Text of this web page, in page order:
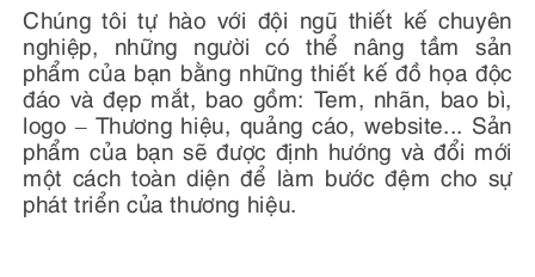
Chúng tôi tự hào với đội ngũ thiết kế chuyên
nghiệp, những người có thể nâng tầm sản
phẩm của bạn bằng những thiết kế đồ họa độc
đáo và đẹp mắt, bao gồm: Tem, nhãn, bao bì,
logo – Thương hiệu, quảng cáo, website... Sản
phẩm của bạn sẽ được định hướng và đổi mới
một cách toàn diện để làm bước đệm cho sự
phát triển của thương hiệu.